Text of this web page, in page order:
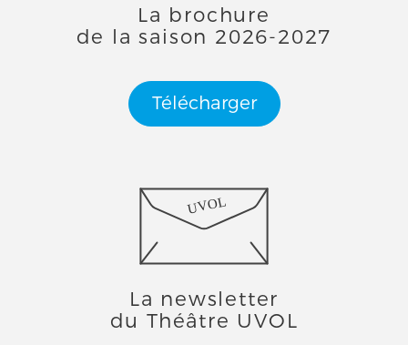
La brochure
de la saison 2026-2027
Télécharger
UVOL
La newsletter
du Théâtre UVOL